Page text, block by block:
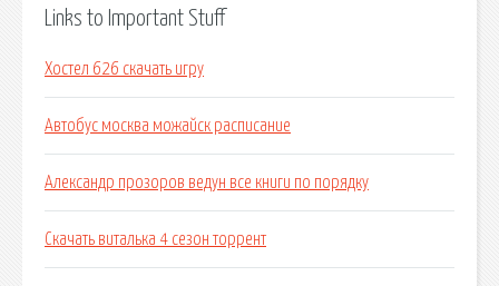
Links to Important Stuff
Хостел 626 скачать игру
Автобус москва можайск расписание
Александр прозоров ведун все книги по порядку
Скачать виталька 4 сезон торрент